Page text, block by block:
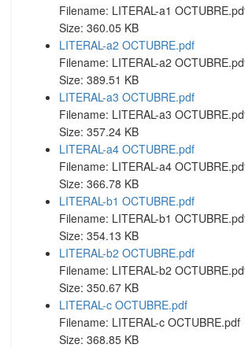
Filename: LITERAL-a1
Size: 360.05 KB
LITERAL-a2 OCTUBRE.pdf
Filename: LITERAL-a2
Size: 389.51 KB
LITERAL-a3 OCTUBRE.pdf
Filename: LITERAL-a3
Size: 357.24 KB
LITERAL-a4 OCTUBRE.pdf
Filename: LITERAL-a4
Size: 366.78 KB
LITERAL-b1 OCTUBRE.pdf
Filename: LITERAL-b1
Size: 354.13 KB
LITERAL-b2 OCTUBRE.pdf
Filename: LITERAL-b2
Size: 350.67 KB
LITERAL-c OCTUBRE.pdf
Filename: LITERAL-c OCTUBRE.pdf
Size: 368.85 KB